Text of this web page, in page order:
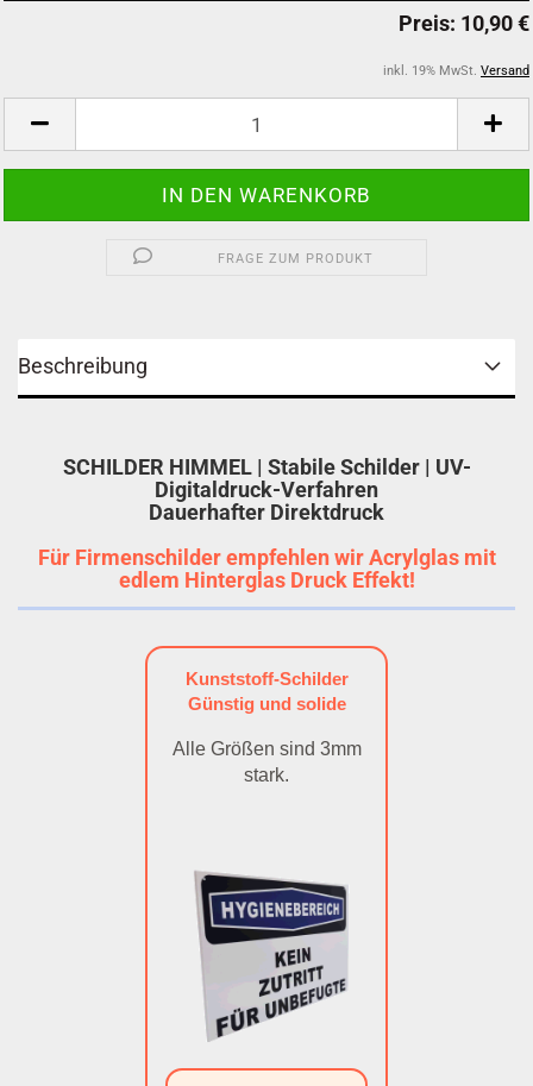
inkl. 19% MwSt. Versand
FRAGE ZUM PRODUKT
Beschreibung
SCHILDER HIMMEL | Stabile Schilder | UV-
Digitaldruck-Verfahren
Dauerhafter Direktdruck
Für Firmenschilder empfehlen wir Acrylglas mit
edlem Hinterglas Druck Effekt!
Kunststoff-Schilder
Günstig und solide
Alle Größen sind 3mm
stark.